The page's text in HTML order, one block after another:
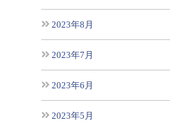
2023年8月
2023年7月
2023年6月
2023年5月